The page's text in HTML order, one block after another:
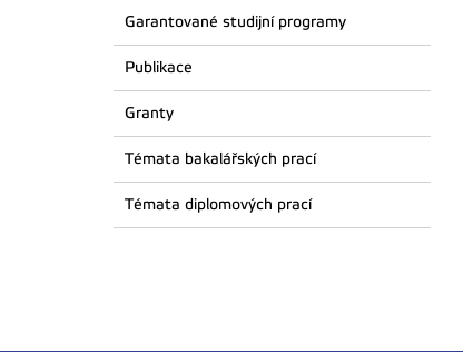
Garantované studijní programy
Publikace
Granty
Témata bakalářských prací
Témata diplomových prací